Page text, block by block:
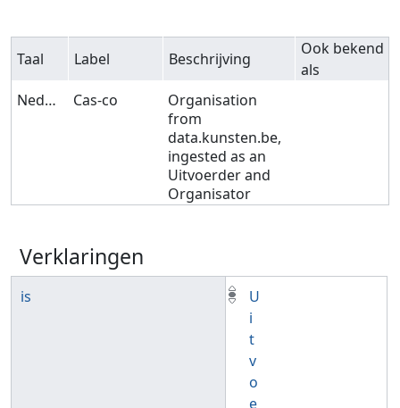
Taal Label Beschrijving
Ook bekend
als
Nederlands
Cas-co
Organisation
from
data.kunsten.be,
ingested as an
Uitvoerder and
Organisator
Verklaringen
is
U
i
t
v
o
e